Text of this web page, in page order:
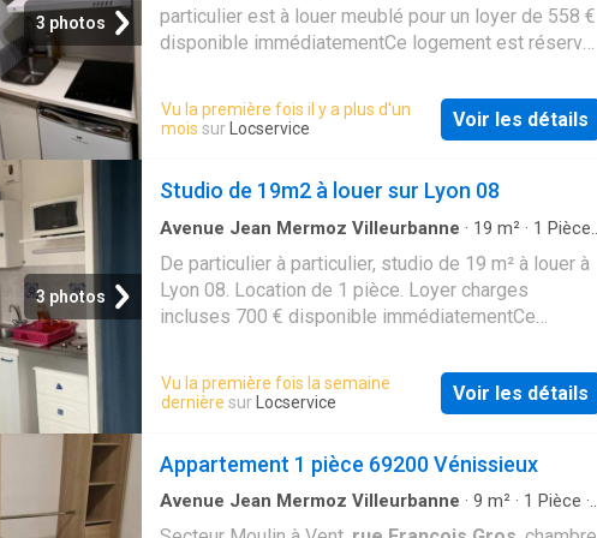
3 photos
particulier est à louer meublé pour un loyer de 558 €
disponible immédiatementCe logement est réservé
Vu la première fois il y a plus d'un
mois sur Locservice Voir les détails
3 photos
Studio de 19m2 à louer sur Lyon 08
Avenue Jean Mermoz Villeurbanne · 19 m² · 1 Pièce
De particulier à particulier, studio de 19 m² à louer à
Lyon 08. Location de 1 pièce. Loyer charges
incluses 700 € disponible immédiatementCe
Vu la première fois la semaine
dernière sur Locservice Voir les détails
Appartement 1 pièce 69200 Vénissieux
Avenue Jean Mermoz Villeurbanne · 9 m² · 1 Pièce ·